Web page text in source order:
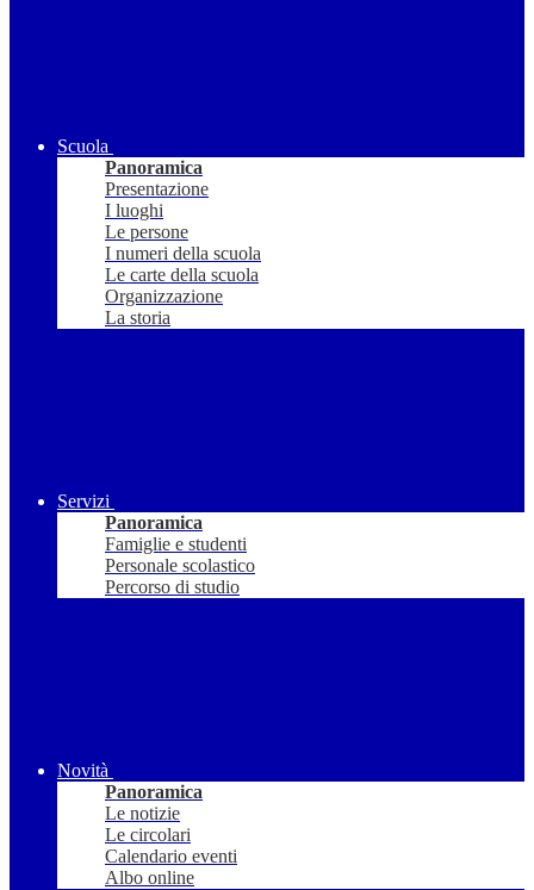
Scuola
Panoramica
Presentazione
I luoghi
Le persone
I numeri della scuola
Le carte della scuola
Organizzazione
La storia
Servizi
Panoramica
Famiglie e studenti
Personale scolastico
Percorso di studio
Novità
Panoramica
Le notizie
Le circolari
Calendario eventi
Albo online